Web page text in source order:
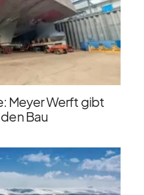
Meyer Werft gibt
Bau